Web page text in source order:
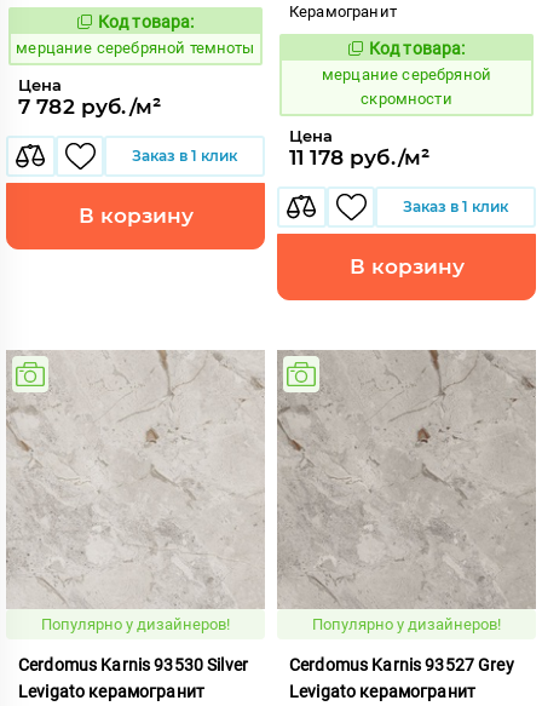
979477
Код товара:
мерцание серебряной темноты
Цена
7 782 руб./м²
Заказ в 1 клик
В корзину
Керамогранит
979468
Код товара:
мерцание серебряной
скромности
Цена
11 178 руб./м²
Заказ в 1 клик
В корзину
Популярно у дизайнеров!
Cerdomus Karnis 93530 Silver
Levigato керамогранит
Популярно у дизайнеров!
Cerdomus Karnis 93527 Grey
Levigato керамогранит